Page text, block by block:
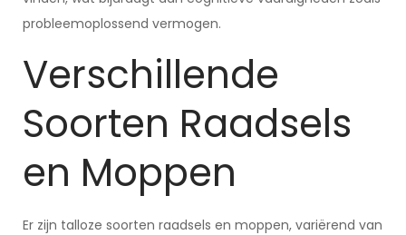
probleemoplossend vermogen.
Verschillende
Soorten Raadsels
en Moppen
Er zijn talloze soorten raadsels en moppen, variërend van